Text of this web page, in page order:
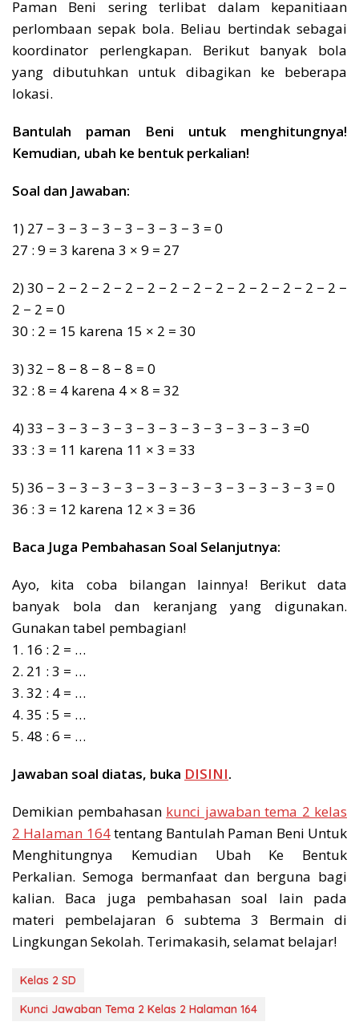
Paman Beni sering terlibat dalam kepanitiaan
perlombaan sepak bola. Beliau bertindak sebagai
koordinator perlengkapan. Berikut banyak bola
yang dibutuhkan untuk dibagikan ke beberapa
lokasi.
Bantulah paman Beni untuk menghitungnya!
Kemudian, ubah ke bentuk perkalian!
Soal dan Jawaban:
1) 27 − 3 − 3 − 3 − 3 − 3 − 3 − 3 = 0
27 : 9 = 3 karena 3 × 9 = 27
2) 30 − 2 − 2 − 2 − 2 − 2 − 2 − 2 − 2 − 2 − 2 − 2 − 2 − 2 −
2 − 2 = 0
30 : 2 = 15 karena 15 × 2 = 30
3) 32 − 8 − 8 − 8 − 8 = 0
32 : 8 = 4 karena 4 × 8 = 32
4) 33 − 3 − 3 − 3 − 3 − 3 − 3 − 3 − 3 − 3 − 3 − 3 =0
33 : 3 = 11 karena 11 × 3 = 33
5) 36 − 3 − 3 − 3 − 3 − 3 − 3 − 3 − 3 − 3 − 3 − 3 − 3 = 0
36 : 3 = 12 karena 12 × 3 = 36
Baca Juga Pembahasan Soal Selanjutnya:
Ayo, kita coba bilangan lainnya! Berikut data
banyak bola dan keranjang yang digunakan.
Gunakan tabel pembagian!
1. 16 : 2 = …
2. 21 : 3 = …
3. 32 : 4 = …
4. 35 : 5 = …
5. 48 : 6 = …
Jawaban soal diatas, buka DISINI.
Demikian pembahasan kunci jawaban tema 2 kelas
2 Halaman 164tentang Bantulah Paman Beni Untuk
Menghitungnya Kemudian Ubah Ke Bentuk
Perkalian. Semoga bermanfaat dan berguna bagi
kalian. Baca juga pembahasan soal lain pada
materi pembelajaran 6 subtema 3 Bermain di
Lingkungan Sekolah. Terimakasih, selamat belajar!
Kelas 2 SD
Kunci Jawaban Tema 2 Kelas 2 Halaman 164